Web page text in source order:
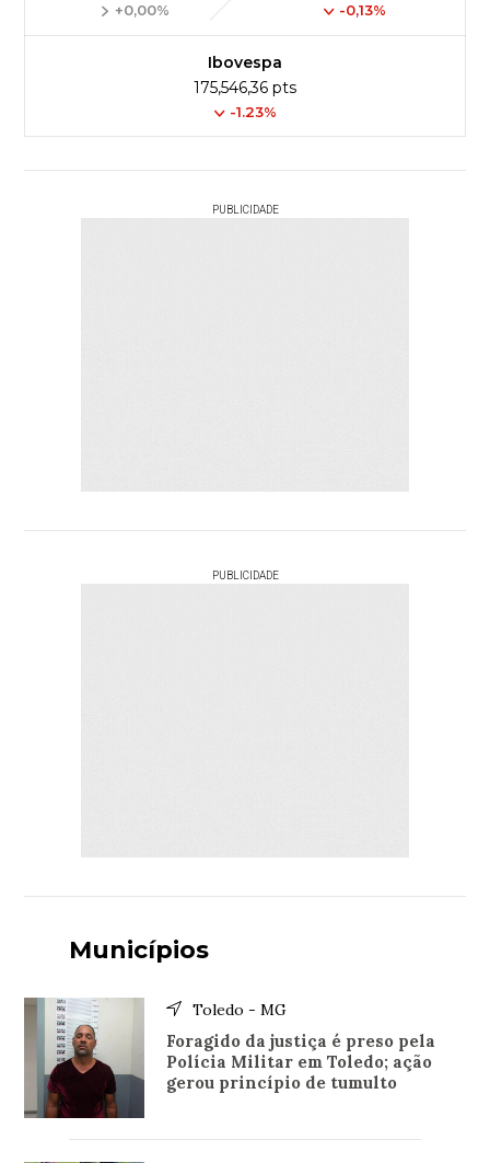
+0,00% -0,13%
Ibovespa
175,546,36 pts
-1.23%
PUBLICIDADE
PUBLICIDADE
Municípios
Toledo - MG
Foragido da justiça é preso pela
Polícia Militar em Toledo; ação
gerou princípio de tumulto